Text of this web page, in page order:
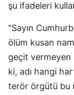
şu ifadeleri
"Sayın
ölüm kusan
geçit vermeyen
ki, adı hangi
terör örgütü bu